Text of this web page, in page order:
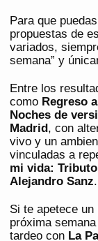
Para que
propuestas de
variados,
semana” y
Entre los
como Regreso
Noches de
Madrid, con
vivo y un
vinculadas a
mi vida:
Alejandro Sanz.
Si te apetece
próxima
tardeo con La